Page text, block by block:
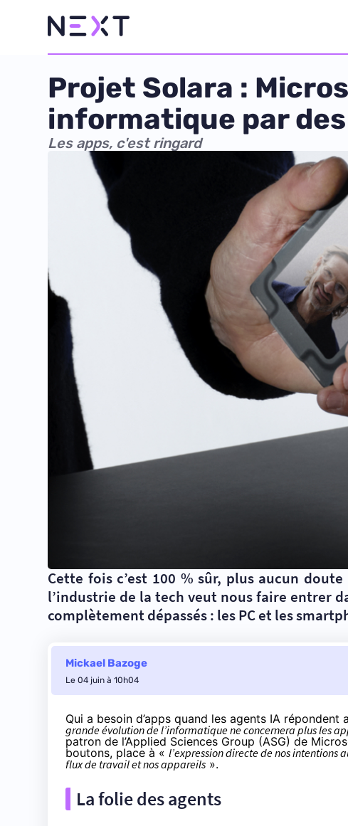
Projet Solara :
informatique par
Les apps, c'est ringard
Cette fois c’est 100 % sûr, plus aucun
l’industrie de la tech veut nous faire entrer
complètement dépassés : les PC et les
Mickael Bazoge
Le 04 juin à 10h04
Qui a besoin d’apps quand les agents IA répondent
grande évolution de l’informatique ne concernera plus les
patron de l’Applied Sciences Group (ASG) de
boutons, place à « l’expression directe de nos intentions
flux de travail et nos appareils ».
La folie des agents